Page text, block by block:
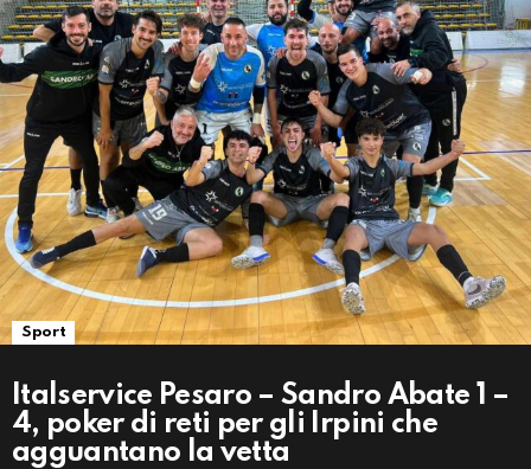
Sport
Italservice Pesaro – Sandro Abate 1 –
4, poker di reti per gli Irpini che
agguantano la vetta